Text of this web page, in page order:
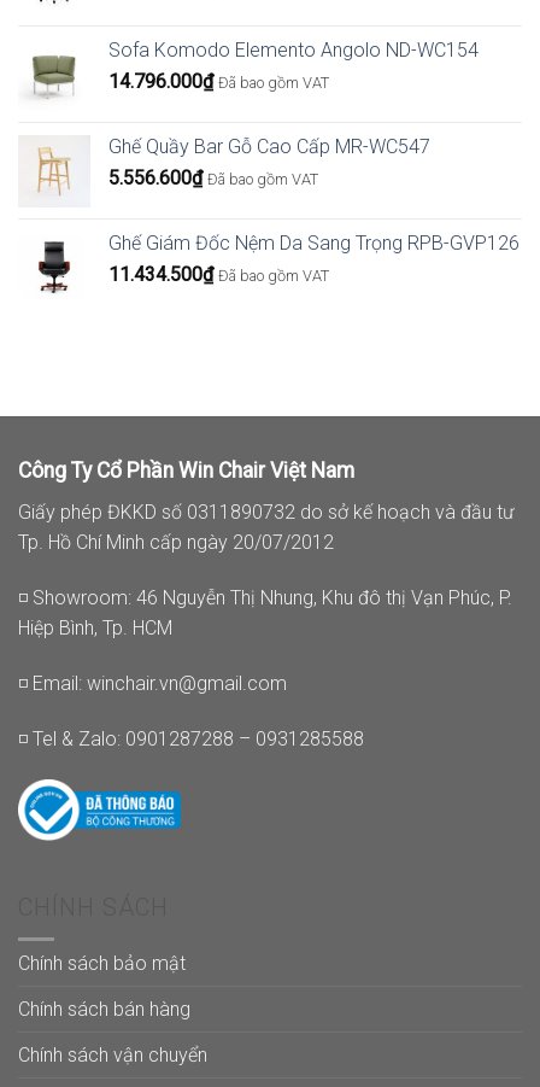
Sofa Komodo Elemento Angolo ND-WC154
14.796.000₫ Đã bao gồm VAT
Ghế Quầy Bar Gỗ Cao Cấp MR-WC547
5.556.600₫ Đã bao gồm VAT
Ghế Giám Đốc Nệm Da Sang Trọng RPB-GVP126
11.434.500₫ Đã bao gồm VAT
Công Ty Cổ Phần Win Chair Việt Nam
Giấy phép ĐKKD số 0311890732 do sở kế hoạch và đầu tư
Tp. Hồ Chí Minh cấp ngày 20/07/2012
◽ Showroom: 46 Nguyễn Thị Nhung, Khu đô thị Vạn Phúc, P.
Hiệp Bình, Tp. HCM
◽ Email: winchair.vn@gmail.com
◽ Tel & Zalo: 0901287288 – 0931285588
Chính sách bảo mật
Chính sách bán hàng
Chính sách vận chuyển